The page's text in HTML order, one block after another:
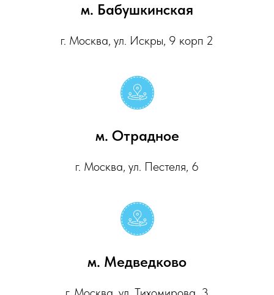
м. Бабушкинская
г. Москва, ул. Искры, 9 корп 2
м. Отрадное
г. Москва, ул. Пестеля, 6
м. Медведково